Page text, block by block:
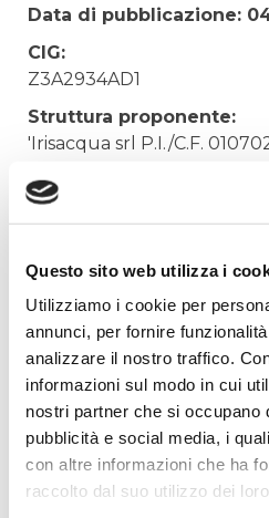
Questo sito web utilizza i
Utilizziamo i cookie per
annunci, per fornire
analizzare il nostro traffico.
informazioni sul modo in cui
nostri partner che si occupano
pubblicità e social media, i
con altre informazioni che ha
raccolto dal suo utilizzo dei
Data di pubblicazione:
CIG:
Z3A2934AD1
Struttura proponente:
'Irisacqua srl P.I./C.F.
Oggetto:
PROTECTION
Elenco operatori invitati:
Codice Fiscale:
Procedura di scelta:
Affidamento ai sensi del
Aziendale per Lavori
Aggiudicatario Nome:
MICROSYS INFORMATICA